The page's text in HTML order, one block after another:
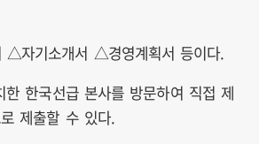
△자기소개서 △경영계획서 등이다.
한 한국선급 본사를 방문하여 직접 제
제출할 수 있다.